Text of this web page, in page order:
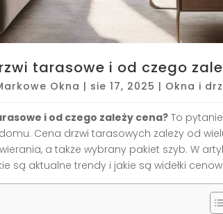
tarasowe i od czego
Okna | sie 17, 2025 | Okna i
i od czego zależy cena? To
Cena drzwi tarasowych zależy od
a także wybrany pakiet szyb. W
są aktualne trendy i jakie są widełki